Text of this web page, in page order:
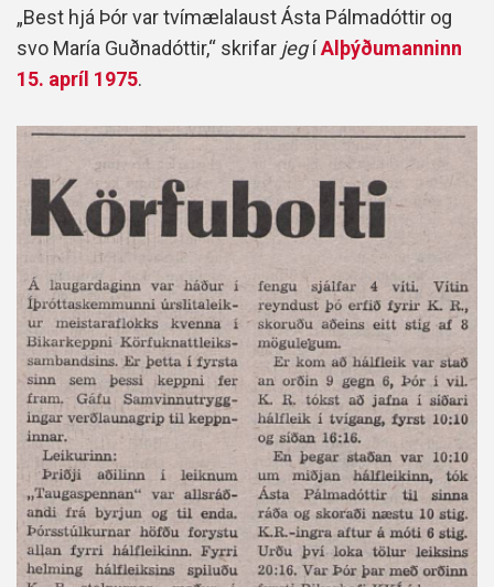
„Best hjá Þór var tvímælalaust Ásta Pálmadóttir og
svo María Guðnadóttir,“ skrifar jegíAlþýðumanninn
15. apríl 1975.